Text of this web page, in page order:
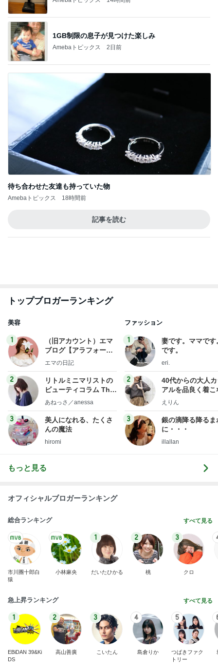
1GB制限の息子が見つけた楽しみ
Amebaトピックス 2日前
待ち合わせた友達も持っていた物
Amebaトピックス 18時間前
記事を読む
トップブロガーランキング
美容
1
（旧アカウント）エマ
ブログ【アラフォー会
社売却セカンドライ
エマの日記
2
リトルミニマリストの
ビューティコラム The
little minimalist's bea
あねっさ／anessa
3
美人になれる、たくさ
んの魔法
hiromi
ファッション
1
妻です。ママです
です。
eri.
2
40代からの大人
アルを品良く着こ
ファッションブロ
えりん
3
銀の滴降る降るま
に・・・
illallan
もっと見る
オフィシャルブロガーランキング
総合ランキング すべて見る
市川團十郎白
猿
小林麻央
1
だいたひかる
2
桃
3
クロ
急上昇ランキング すべて見る
1
EBiDAN 39&Ki
DS
2
高山善廣
3
こいたん
4
島倉りか
5
つばきファク
トリー